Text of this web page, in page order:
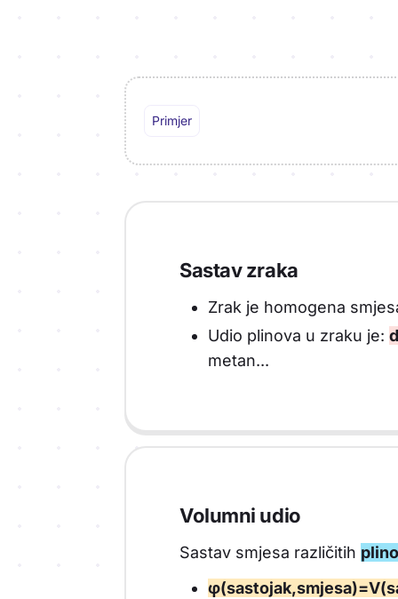
Primjer
Sastav zraka
Zrak je homogena
Udio plinova u zraku je:
metan...
Volumni udio
Sastav smjesa različitih